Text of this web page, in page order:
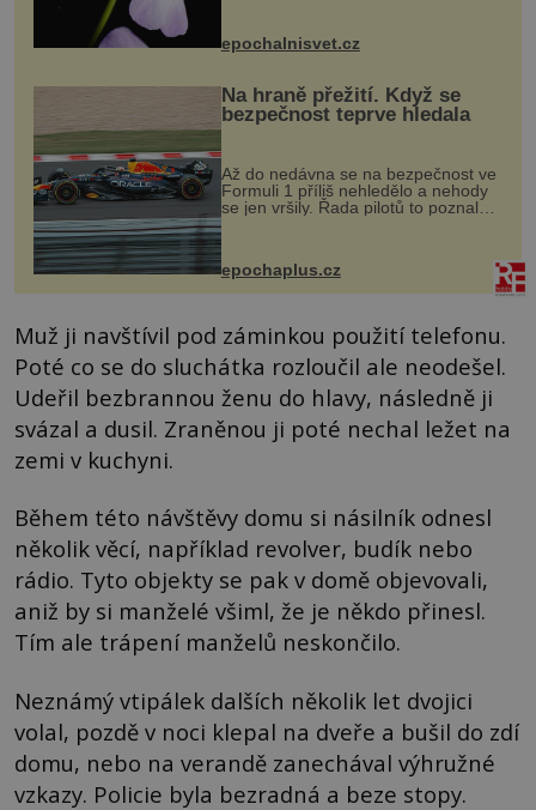
vstupenka...
epochalnisvet.cz
Na hraně přežití. Když se
bezpečnost teprve hledala
Až do nedávna se na bezpečnost ve
Formuli 1 příliš nehledělo a nehody
se jen vršily. Řada pilotů to poznala
na vlastní kůži, často s trvalými
následky nebo bohužel i ztrátou
života. Dnes nepochopiteln...
epochaplus.cz
Muž ji navštívil pod záminkou použití telefonu.
Poté co se do sluchátka rozloučil ale neodešel.
Udeřil bezbrannou ženu do hlavy, následně ji
svázal a dusil. Zraněnou ji poté nechal ležet na
zemi v kuchyni.
Během této návštěvy domu si násilník odnesl
několik věcí, například revolver, budík nebo
rádio. Tyto objekty se pak v domě objevovali,
aniž by si manželé všiml, že je někdo přinesl.
Tím ale trápení manželů neskončilo.
Neznámý vtipálek dalších několik let dvojici
volal, pozdě v noci klepal na dveře a bušil do zdí
domu, nebo na verandě zanechával výhružné
vzkazy. Policie byla bezradná a beze stopy.